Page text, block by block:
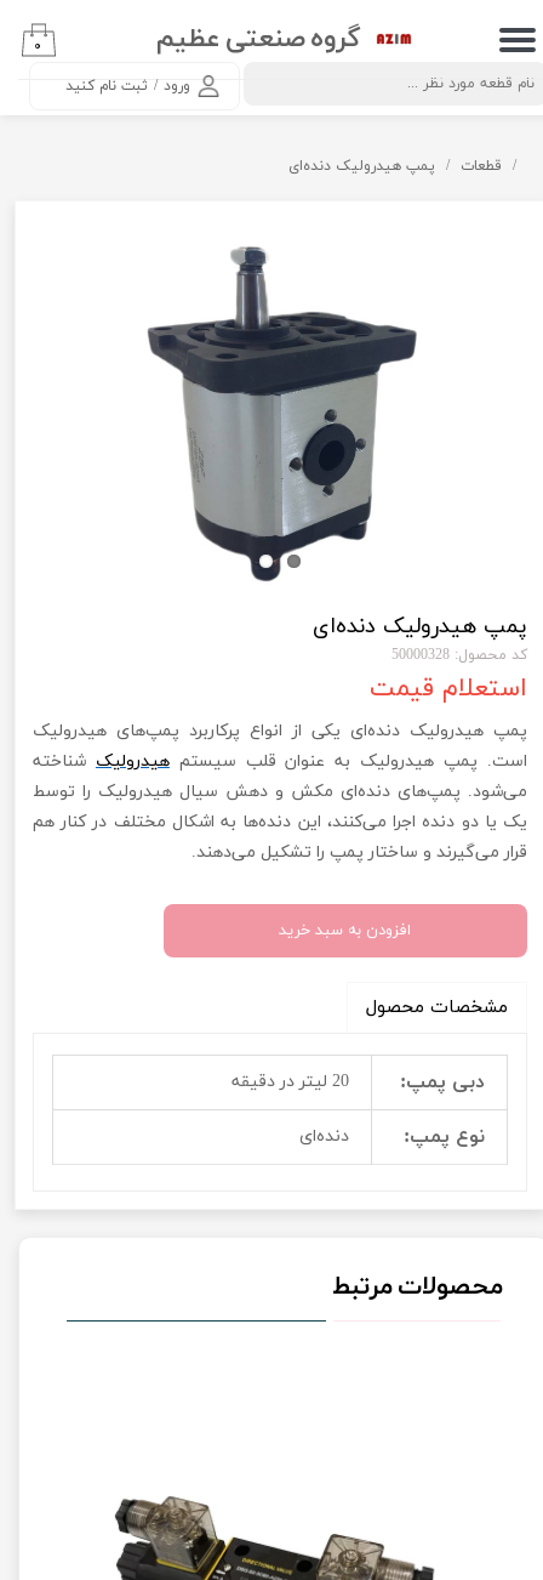
گروه صنعتی عظیم
ورود / ثبت نام کنید
حساب کاربری من
سفارشات
۰
قطعات پمپ هیدرولیک دنده‌ای
پمپ هیدرولیک دنده‌ای
کد محصول: 50000328
استعلام قیمت
پمپ هیدرولیک دنده‌ای یکی از انواع پرکاربرد پمپ‌های هیدرولیک
است. پمپ‌ هیدرولیک به‌ عنوان قلب سیستمهیدرولیکشناخته
می‌شود. پمپ‌های دنده‌ای مکش و دهش سیال هیدرولیک را توسط
یک یا دو دنده اجرا می‌کنند، این دنده‌ها به اشکال مختلف در کنار هم
قرار می‌گیرند و ساختار پمپ را تشکیل می‌دهند.
افزودن به سبد خرید
مشخصات محصول
دبی پمپ: 20 لیتر در دقیقه
نوع پمپ: دنده‌‌ای
محصولات مرتبط